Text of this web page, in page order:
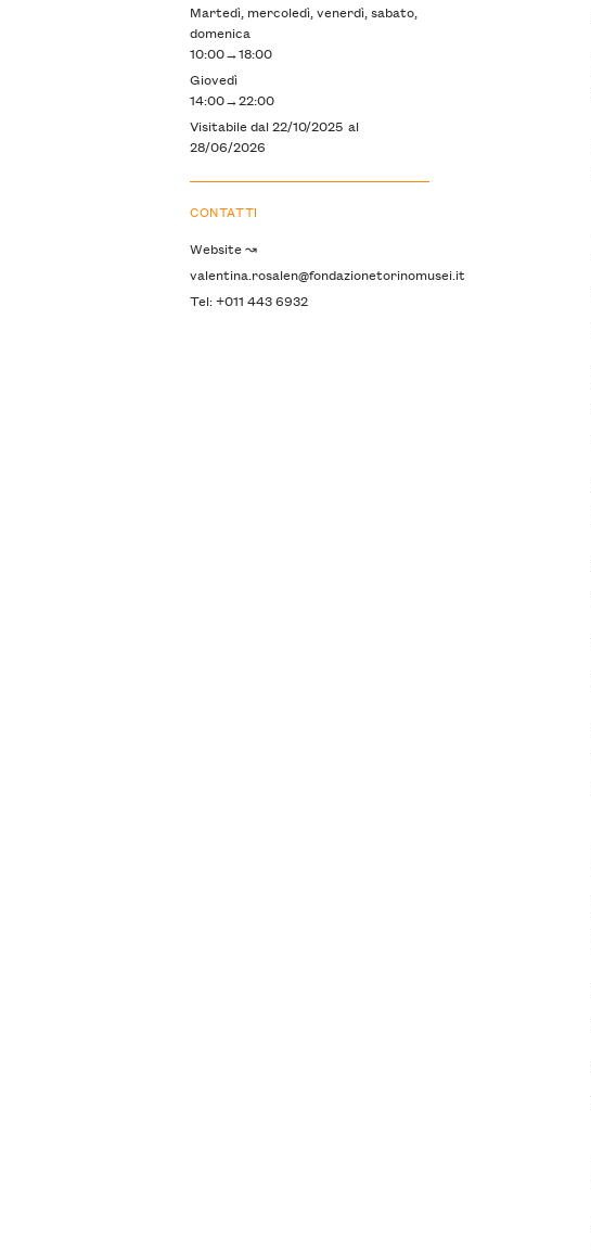
Martedì, mercoledì, venerdì, sabato,
domenica
10:00→18:00
Giovedì
14:00→22:00
Visitabile dal22/10/2025al
28/06/2026
CONTATTI
Website ↝
valentina.rosalen@fondazionetorinomusei.it
Tel: +011 443 6932